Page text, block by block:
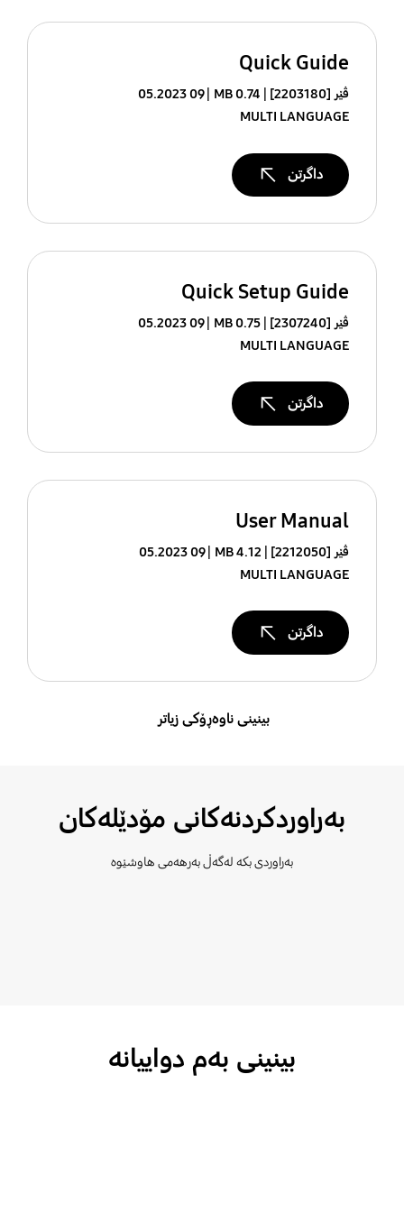
Quick Guide
ڤێر [2203180] 0.74 MB
09 05.2023
MULTI LANGUAGE
داگرتن
Quick Setup Guide
ڤێر [2307240] 0.75 MB
09 05.2023
MULTI LANGUAGE
داگرتن
User Manual
ڤێر [2212050] 4.12 MB
09 05.2023
MULTI LANGUAGE
داگرتن
بینینی ناوەڕۆکی زیاتر
بەراوردکردنەکانی مۆدێلەکان
بەراوردی بکە لەگەڵ بەرهەمی هاوشێوە
بینینی بەم دواییانە